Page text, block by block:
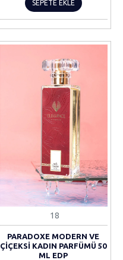
SEPETE EKLE
18
PARADOXE MODERN VE
ÇIÇEKSI KADIN PARFÜMÜ 50
ML EDP